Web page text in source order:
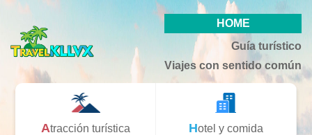
HOME
Guía turístico
Viajes con sentido común
Atracción turística Hotel y comida